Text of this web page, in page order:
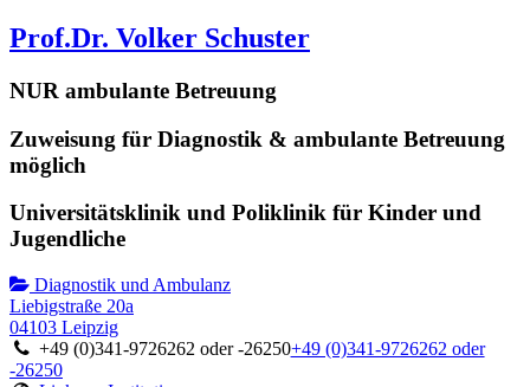
Prof.Dr. Volker Schuster
NUR ambulante Betreuung
Zuweisung für Diagnostik & ambulante Betreuung
möglich
Universitätsklinik und Poliklinik für Kinder und
Jugendliche
Diagnostik und Ambulanz
Liebigstraße 20a
04103 Leipzig
+49 (0)341-9726262 oder -26250+49 (0)341-9726262 oder
-26250